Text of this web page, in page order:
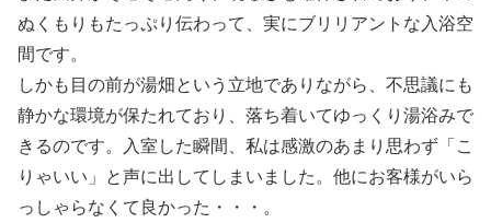
ぬくもりもたっぷり伝わって、実にブリリアントな入浴空
間です。
しかも目の前が湯畑という立地でありながら、不思議にも
静かな環境が保たれており、落ち着いてゆっくり湯浴みで
きるのです。入室した瞬間、私は感激のあまり思わず「こ
りゃいい」と声に出してしまいました。他にお客様がいら
っしゃらなくて良かった・・・。